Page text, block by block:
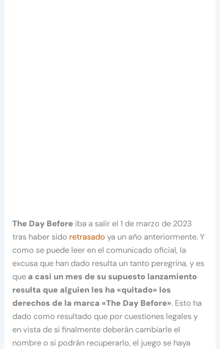
The Day Before iba a salir el 1 de marzo de 2023
tras haber sido retrasado ya un año anteriormente. Y
como se puede leer en el comunicado oficial, la
excusa que han dado resulta un tanto peregrina, y es
que a casi un mes de su supuesto lanzamiento
resulta que alguien les ha «quitado» los
derechos de la marca «The Day Before». Esto ha
dado como resultado que por cuestiones legales y
en vista de si finalmente deberán cambiarle el
nombre o si podrán recuperarlo, el juego se haya